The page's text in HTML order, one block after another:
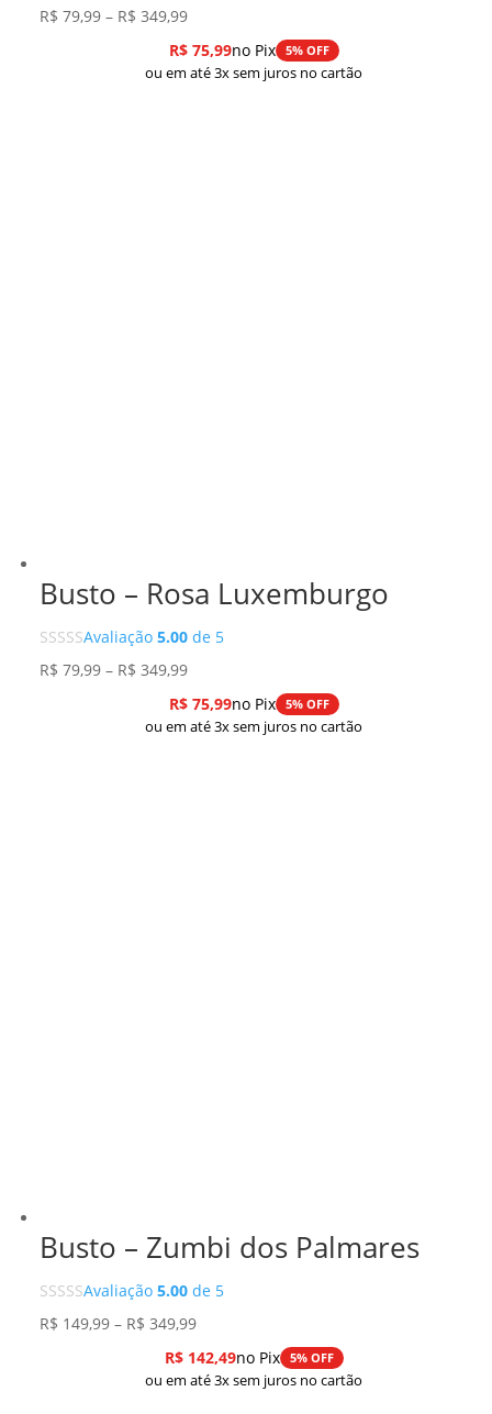
R$ 79,99 – R$ 349,99Faixa
de
preço:
R$75,99no Pix 5% OFF
ou em até 3x sem juros no cartão
Busto – Rosa Luxemburgo
Avaliação5.00 de 5
R$ 79,99 – R$ 349,99Faixa
de
preço:
R$75,99no Pix 5% OFF
ou em até 3x sem juros no cartão
Busto – Zumbi dos Palmares
Avaliação5.00 de 5
R$ 149,99 – R$ 349,99Faixa
de
preço:
R$142,49no Pix 5% OFF
ou em até 3x sem juros no cartão